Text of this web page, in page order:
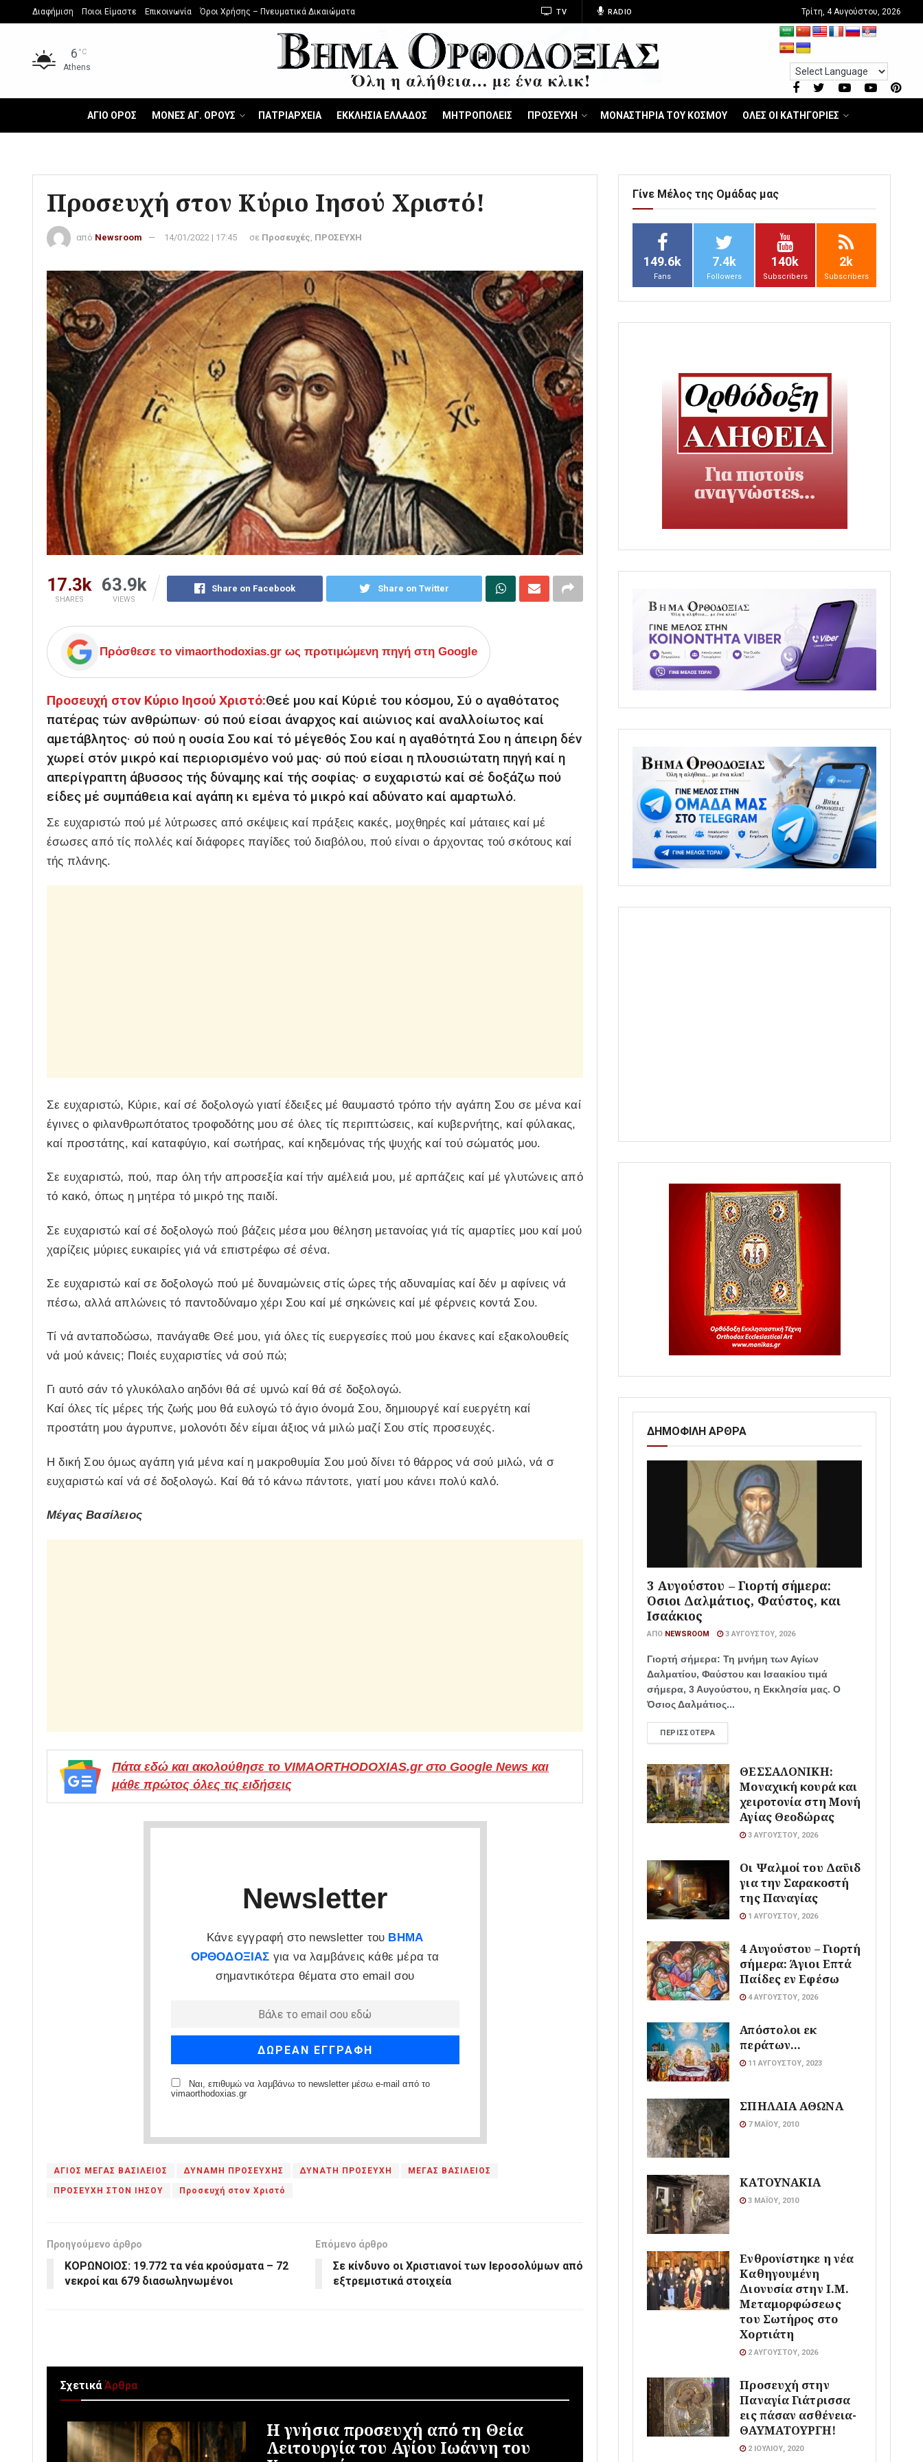
Διαφήμιση Ποιοι Είμαστε Επικοινωνία Όροι Χρήσης – Πνευματικά Δικαιώματα TV RADIO Τρίτη, 4 Αυγούστου, 2026
6 °C
Athens
ΑΓΙΟ ΟΡΟΣ ΜΟΝΕΣ ΑΓ. ΟΡΟΥΣ ΠΑΤΡΙΑΡΧΕΙΑ ΕΚΚΛΗΣΙΑ ΕΛΛΑΔΟΣ ΜΗΤΡΟΠΟΛΕΙΣ ΠΡΟΣΕΥΧΗ ΜΟΝΑΣΤΗΡΙΑ ΤΟΥ ΚΟΣΜΟΥ ΟΛΕΣ ΟΙ ΚΑΤΗΓΟΡΙΕΣ
Προσευχή στον Κύριο Ιησού Χριστό!
από Newsroom 14/01/2022 | 17:45 σε Προσευχές ΠΡΟΣΕΥΧΗ
17.3k
SHARES
63.9k
VIEWS
Share on Facebook Share on Twitter
Πρόσθεσε το vimaorthodoxias.gr ως προτιμώμενη πηγή στη Google
Προσευχή στον Κύριο Ιησού Χριστό:Θεέ μου καί Κύριέ του κόσμου, Σύ ο αγαθότατος
πατέρας τών ανθρώπων· σύ πού είσαι άναρχος καί αιώνιος καί αναλλοίωτος καί
αμετάβλητος· σύ πού η ουσία Σου καί τό μέγεθός Σου καί η αγαθότητά Σου η άπειρη δέν
χωρεί στόν μικρό καί περιορισμένο νού μας· σύ πού είσαι η πλουσιώτατη πηγή καί η
απερίγραπτη άβυσσος τής δύναμης καί τής σοφίας· σ ευχαριστώ καί σέ δοξάζω πού
είδες μέ συμπάθεια καί αγάπη κι εμένα τό μικρό καί αδύνατο καί αμαρτωλό.
Σε ευχαριστώ πού μέ λύτρωσες από σκέψεις καί πράξεις κακές, μοχθηρές καί μάταιες καί μέ
έσωσες από τίς πολλές καί διάφορες παγίδες τού διαβόλου, πού είναι ο άρχοντας τού σκότους καί
τής πλάνης.
Σε ευχαριστώ, Κύριε, καί σέ δοξολογώ γιατί έδειξες μέ θαυμαστό τρόπο τήν αγάπη Σου σε μένα καί
έγινες ο φιλανθρωπότατος τροφοδότης μου σέ όλες τίς περιπτώσεις, καί κυβερνήτης, καί φύλακας,
καί προστάτης, καί καταφύγιο, καί σωτήρας, καί κηδεμόνας τής ψυχής καί τού σώματός μου.
Σε ευχαριστώ, πού, παρ όλη τήν απροσεξία καί τήν αμέλειά μου, μέ αρπάζεις καί μέ γλυτώνεις από
τό κακό, όπως η μητέρα τό μικρό της παιδί.
Σε ευχαριστώ καί σέ δοξολογώ πού βάζεις μέσα μου θέληση μετανοίας γιά τίς αμαρτίες μου καί μού
χαρίζεις μύριες ευκαιρίες γιά νά επιστρέφω σέ σένα.
Σε ευχαριστώ καί σε δοξολογώ πού μέ δυναμώνεις στίς ώρες τής αδυναμίας καί δέν μ αφίνεις νά
πέσω, αλλά απλώνεις τό παντοδύναμο χέρι Σου καί μέ σηκώνεις καί μέ φέρνεις κοντά Σου.
Τί νά ανταποδώσω, πανάγαθε Θεέ μου, γιά όλες τίς ευεργεσίες πού μου έκανες καί εξακολουθείς
νά μού κάνεις; Ποιές ευχαριστίες νά σού πώ;
Γι αυτό σάν τό γλυκόλαλο αηδόνι θά σέ υμνώ καί θά σέ δοξολογώ.
Καί όλες τίς μέρες τής ζωής μου θά ευλογώ τό άγιο όνομά Σου, δημιουργέ καί ευεργέτη καί
προστάτη μου άγρυπνε, μολονότι δέν είμαι άξιος νά μιλώ μαζί Σου στίς προσευχές.
Η δική Σου όμως αγάπη γιά μένα καί η μακροθυμία Σου μού δίνει τό θάρρος νά σού μιλώ, νά σ
ευχαριστώ καί νά σέ δοξολογώ. Καί θά τό κάνω πάντοτε, γιατί μου κάνει πολύ καλό.
Μέγας Βασίλειος
Πάτα εδώ και ακολούθησε το VIMAORTHODOXIAS.gr στο Google News και
μάθε πρώτος όλες τις ειδήσεις
Newsletter
Κάνε εγγραφή στο newsletter του ΒΗΜΑ
ΟΡΘΟΔΟΞΙΑΣ για να λαμβάνεις κάθε μέρα τα
σημαντικότερα θέματα στο email σου
Ναι, επιθυμώ να λαμβάνω το newsletter μέσω e-mail από το
vimaorthodoxias.gr
ΑΓΙΟΣ ΜΕΓΑΣ ΒΑΣΙΛΕΙΟΣ ΔΥΝΑΜΗ ΠΡΟΣΕΥΧΗΣ ΔΥΝΑΤΗ ΠΡΟΣΕΥΧΗ ΜΕΓΑΣ ΒΑΣΙΛΕΙΟΣ
ΠΡΟΣΕΥΧΗ ΣΤΟΝ ΙΗΣΟΥ Προσευχή στον Χριστό
Προηγούμενο άρθρο
ΚΟΡΩΝΟΙΟΣ: 19.772 τα νέα κρούσματα – 72
νεκροί και 679 διασωληνωμένοι
Επόμενο άρθρο
Σε κίνδυνο οι Χριστιανοί των Ιεροσολύμων από
εξτρεμιστικά στοιχεία
ΣχετικάΆρθρα
Η γνήσια προσευχή από τη Θεία
Λειτουργία του Αγίου Ιωάννη του
Γίνε Μέλος της Ομάδας μας
149.6k
Fans
7.4k
Followers
140k
Subscribers
2k
Subscribers
ΔΗΜΟΦΙΛΗ ΑΡΘΡΑ
3 Αυγούστου – Γιορτή σήμερα:
Όσιοι Δαλμάτιος, Φαύστος, και
Ισαάκιος
ΑΠΌ NEWSROOM 3 ΑΥΓΟΎΣΤΟΥ, 2026
Γιορτή σήμερα: Τη μνήμη των Αγίων
Δαλματίου, Φαύστου και Ισαακίου τιμά
σήμερα, 3 Αυγούστου, η Εκκλησία μας. Ο
Όσιος Δαλμάτιος...
ΠΕΡΙΣΣΌΤΕΡΑ
ΘΕΣΣΑΛΟΝΙΚΗ:
Μοναχική κουρά και
χειροτονία στη Μονή
Αγίας Θεοδώρας
3 ΑΥΓΟΎΣΤΟΥ, 2026
Οι Ψαλμοί του Δαϋιδ
για την Σαρακοστή
της Παναγίας
1 ΑΥΓΟΎΣΤΟΥ, 2026
4 Αυγούστου – Γιορτή
σήμερα: Άγιοι Επτά
Παίδες εν Εφέσω
4 ΑΥΓΟΎΣΤΟΥ, 2026
Απόστολοι εκ
περάτων…
11 ΑΥΓΟΎΣΤΟΥ, 2023
ΣΠΗΛΑΙΑ ΑΘΩΝΑ
7 ΜΑΪ́ΟΥ, 2010
ΚΑΤΟΥΝΑΚΙΑ
3 ΜΑΪ́ΟΥ, 2010
Ενθρονίστηκε η νέα
Καθηγουμένη
Διονυσία στην Ι.Μ.
Μεταμορφώσεως
του Σωτήρος στο
Χορτιάτη
2 ΑΥΓΟΎΣΤΟΥ, 2026
Προσευχή στην
Παναγία Γιάτρισσα
εις πάσαν ασθένεια-
ΘΑΥΜΑΤΟΥΡΓΗ!
2 ΙΟΥΛΊΟΥ, 2020